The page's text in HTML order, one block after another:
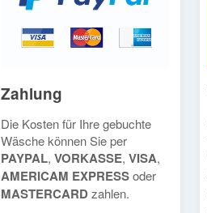
Zahlung
Die Kosten für Ihre gebuchte
Wäsche können Sie per
PAYPAL, VORKASSE, VISA,
AMERICAM EXPRESSoder
MASTERCARDzahlen.